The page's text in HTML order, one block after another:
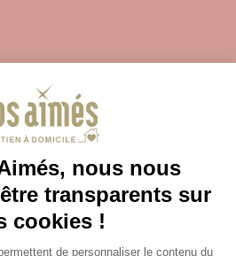
à caractère personnel
4.8/5
2232 avis récoltés.